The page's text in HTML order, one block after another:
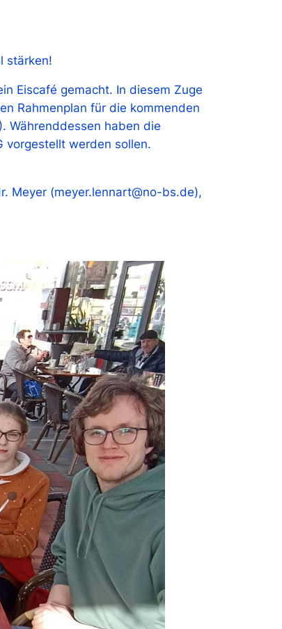
stärken!
Eiscafé gemacht. In diesem Zuge
Rahmenplan für die kommenden
Währenddessen haben die
vorgestellt werden sollen.
Meyer (meyer.lennart@no-bs.de),